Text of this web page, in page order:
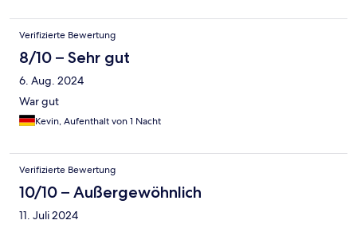
Verifizierte Bewertung
8/10 – Sehr gut
6. Aug. 2024
War gut
Kevin, Aufenthalt von 1 Nacht
Verifizierte Bewertung
10/10 – Außergewöhnlich
11. Juli 2024